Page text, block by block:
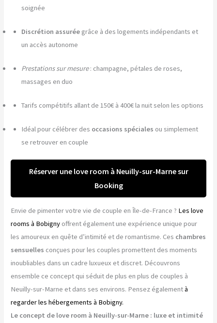
soignée
Discrétion assurée grâce à des logements indépendants et
un accès autonome
Prestations sur mesure: champagne, pétales de roses,
massages en duo
Tarifs compétitifs allant de 150€ à 400€ la nuit selon les options
Idéal pour célébrer des occasions spéciales ou simplement
se retrouver en couple
Réserver une love room à Neuilly-sur-Marne sur
Booking
Envie de pimenter votre vie de couple en Île-de-France ? Les love
rooms à Bobigny offrent également une expérience unique pour
les amoureux en quête d’intimité et de romantisme. Ces chambres
sensuelles conçues pour les couples promettent des moments
inoubliables dans un cadre luxueux et discret. Découvrons
ensemble ce concept qui séduit de plus en plus de couples à
Neuilly-sur-Marne et dans ses environs. Pensez égalementà
regarder les hébergements à Bobigny.
Le concept de love room à Neuilly-sur-Marne : luxe et intimité